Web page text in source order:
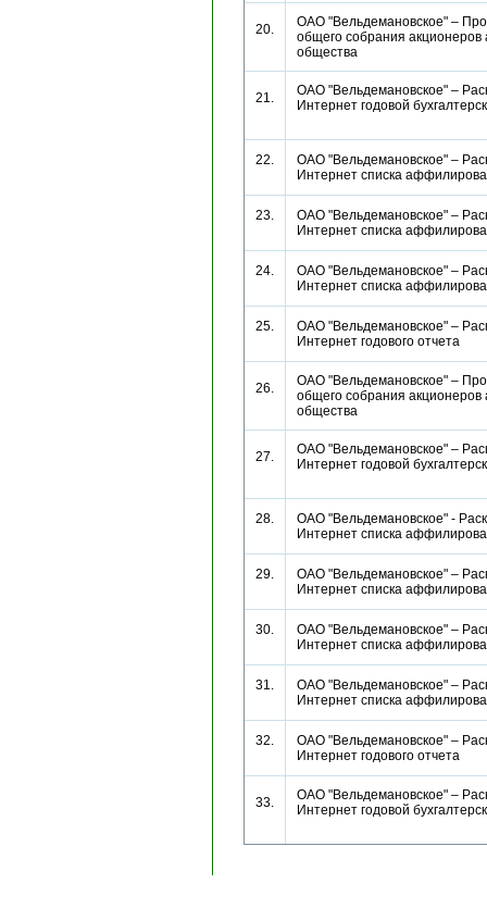
20.
ОАО "Вельдемановское" –
общего собрания акционеров
общества
21.
ОАО "Вельдемановское" –
Интернет годовой
22.
ОАО "Вельдемановское" –
Интернет списка
23.
ОАО "Вельдемановское" –
Интернет списка
24.
ОАО "Вельдемановское" –
Интернет списка
25.
ОАО "Вельдемановское" –
Интернет годового отчета
26.
ОАО "Вельдемановское" –
общего собрания акционеров
общества
27.
ОАО "Вельдемановское" –
Интернет годовой
28.
ОАО "Вельдемановское" -
Интернет списка
29.
ОАО "Вельдемановское" –
Интернет списка
30.
ОАО "Вельдемановское" –
Интернет списка
31.
ОАО "Вельдемановское" –
Интернет списка
32.
ОАО "Вельдемановское" –
Интернет годового отчета
33.
ОАО "Вельдемановское" –
Интернет годовой